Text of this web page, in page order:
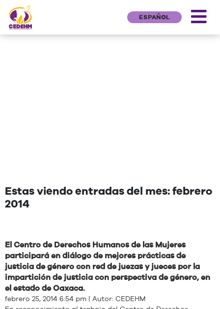
ESPAÑOL
Estas viendo entradas del mes: febrero
2014
El Centro de Derechos Humanos de las Mujeres
participará en diálogo de mejores prácticas de
justicia de género con red de juezas y jueces por la
impartición de justicia con perspectiva de género, en
el estado de Oaxaca.
febrero 25, 2014 6:54 pm | Autor: CEDEHM